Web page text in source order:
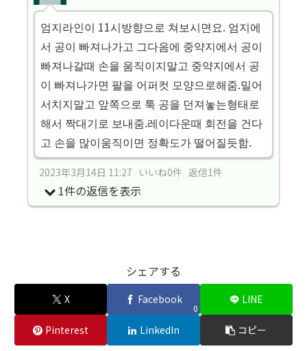
엄지라인이 11시방향으로 쳐보시면요. 엄지에
서 공이 빠져나가고 그다음에 중약지에서 공이
빠져나갈때 손을 움직이지말고 중약지에서 공
이 빠져나가면 팔을 어퍼컷 모양으로해줌.밀어
서치지말고 앞쪽으로 툭 공을 던져놓는형태로
해서 짝대기로 보내줌.레이다운때 회전을 건다
고 손을 많이움직이면 정확도가 떨어질듯함.
2023年3月14日 11:27 いいね0件 返信1件
1件の返信を表示
シェアする
X Facebook
0
LINE
Pinterest LinkedIn コピー